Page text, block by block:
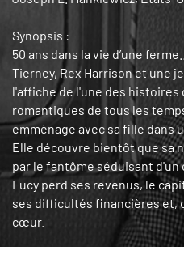
Synopsis :
50 ans dans la vie d’une
Tierney, Rex Harrison et une
l'affiche de l'une des histoires
romantiques de tous les
emménage avec sa fille dans
Elle découvre bientôt que sa
par le fantôme séduisant
Lucy perd ses revenus, le
ses difficultés financières et,
cœur.